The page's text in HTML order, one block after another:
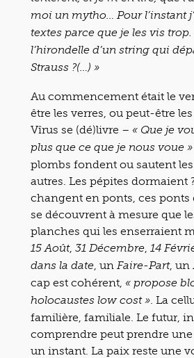
moi un mytho… Pour l’instant
textes parce que je les vis
l’hirondelle d’un string qui
Strauss ?(…) »
Au commencement était le
être les verres, ou peut-être
Vîrus se (dé)livre – « Que je
plus que ce que je nous voue »
plombs fondent ou sautent
autres. Les pépites dormaient
changent en ponts, ces ponts
se découvrent à mesure que
planches qui les enserraient
15 Août, 31 Décembre 14
dans la date , un Faire-Part, un
cap est cohérent, « propose
holocaustes low cost » . La
familière, familiale. Le futur,
comprendre peut prendre une
un instant. La paix reste une